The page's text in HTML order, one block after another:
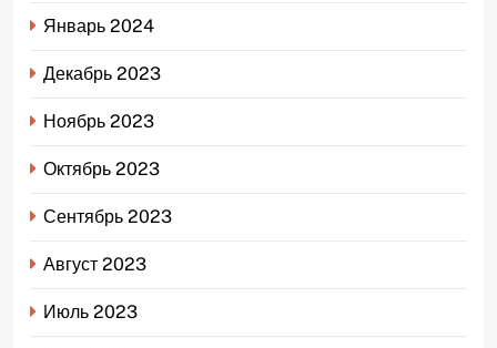
Январь 2024
Декабрь 2023
Ноябрь 2023
Октябрь 2023
Сентябрь 2023
Август 2023
Июль 2023